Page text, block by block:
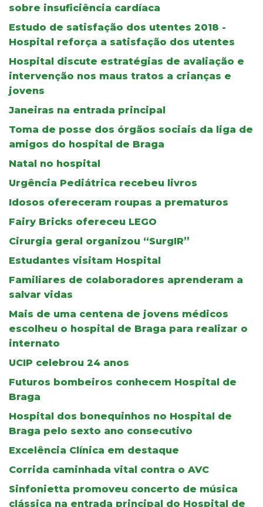
sobre insuficiência cardíaca
Estudo de satisfação dos utentes 2018 -
Hospital reforça a satisfação dos utentes
Hospital discute estratégias de avaliação e
intervenção nos maus tratos a crianças e
jovens
Janeiras na entrada principal
Toma de posse dos órgãos sociais da liga de
amigos do hospital de Braga
Natal no hospital
Urgência Pediátrica recebeu livros
Idosos ofereceram roupas a prematuros
Fairy Bricks ofereceu LEGO
Cirurgia geral organizou “SurgIR”
Estudantes visitam Hospital
Familiares de colaboradores aprenderam a
salvar vidas
Mais de uma centena de jovens médicos
escolheu o hospital de Braga para realizar o
internato
UCIP celebrou 24 anos
Futuros bombeiros conhecem Hospital de
Braga
Hospital dos bonequinhos no Hospital de
Braga pelo sexto ano consecutivo
Excelência Clínica em destaque
Corrida caminhada vital contra o AVC
Sinfonietta promoveu concerto de música
clássica na entrada principal do Hospital de